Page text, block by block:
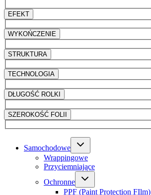
EFEKT
WYKOŃCZENIE
STRUKTURA
TECHNOLOGIA
DŁUGOŚĆ ROLKI
SZEROKOŚĆ FOLII
Samochodowe
Wrappingowe
Przyciemniające
Ochronne
PPF (Paint Protection FIlm)